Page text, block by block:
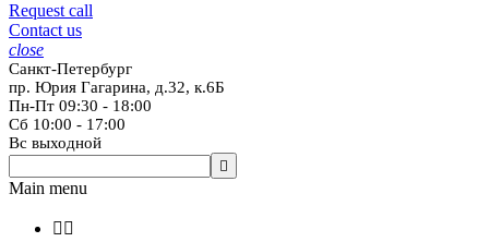
Request call
Contact us
close
Санкт-Петербург
пр. Юрия Гагарина, д.32, к.6Б
Пн-Пт 09:30 - 18:00
Сб 10:00 - 17:00
Вс выходной

Main menu
 